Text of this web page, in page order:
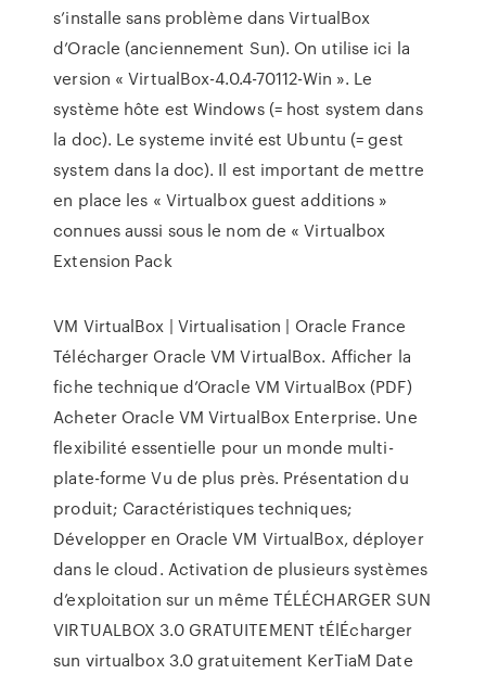
s’installe sans problème dans VirtualBox
d’Oracle (anciennement Sun). On utilise ici la
version « VirtualBox-4.0.4-70112-Win ». Le
système hôte est Windows (= host system dans
la doc). Le systeme invité est Ubuntu (= gest
system dans la doc). Il est important de mettre
en place les « Virtualbox guest additions »
connues aussi sous le nom de « Virtualbox
Extension Pack
VM VirtualBox | Virtualisation | Oracle France
Télécharger Oracle VM VirtualBox. Afficher la
fiche technique d’Oracle VM VirtualBox (PDF)
Acheter Oracle VM VirtualBox Enterprise. Une
flexibilité essentielle pour un monde multi-
plate-forme Vu de plus près. Présentation du
produit; Caractéristiques techniques;
Développer en Oracle VM VirtualBox, déployer
dans le cloud. Activation de plusieurs systèmes
d’exploitation sur un même TÉLÉCHARGER SUN
VIRTUALBOX 3.0 GRATUITEMENT tÉlÉcharger
sun virtualbox 3.0 gratuitement KerTiaM Date